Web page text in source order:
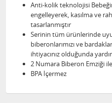
Anti-kolik teknolojisi
engelleyerek, kasılma ve
tasarlanmıştır
Serinin tüm ürünlerinde
biberonlarımızı ve
ihtiyacınız olduğunda
2 Numara Biberon Emziği
BPA İçermez